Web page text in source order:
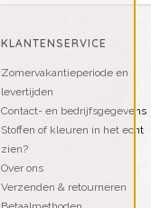
KLANTENSERVICE
Zomervakantieperiode en
levertijden
Contact- en bedrijfsgegevens
Stoffen of kleuren in het echt
zien?
Over ons
Verzenden & retourneren